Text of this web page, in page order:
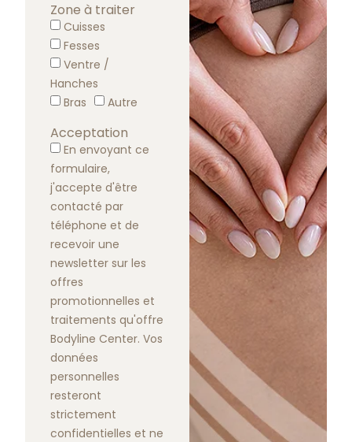
Zone à traiter
Cuisses
Fesses
Ventre /
Hanches
Bras
Autre
Acceptation
En envoyant ce
formulaire,
j'accepte d'être
contacté par
téléphone et de
recevoir une
newsletter sur les
offres
promotionnelles et
traitements qu'offre
Bodyline Center. Vos
données
personnelles
resteront
strictement
confidentielles et ne